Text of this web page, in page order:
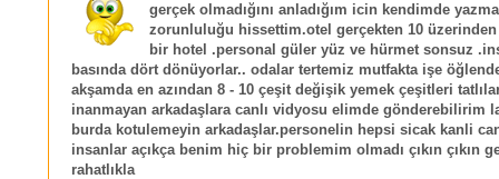
gerçek olmadığını anladığım icin kendimde
zorunluluğu hissettim.otel gerçekten 10 üzerinden
bir hotel .personal güler yüz ve hürmet sonsuz
basında dört dönüyorlar.. odalar tertemiz mutfakta işe
akşamda en azından 8 - 10 çeşit değişik yemek çeşitleri
inanmayan arkadaşlara canlı vidyosu elimde gönderebilirim
burda kotulemeyin arkadaşlar.personelin hepsi sicak kanli
insanlar açıkça benim hiç bir problemim olmadı çıkın çıkın
rahatlıkla